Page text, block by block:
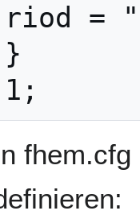
riod =
}